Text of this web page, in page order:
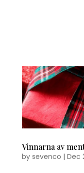
Vinnarna av
by sevenco | Dec